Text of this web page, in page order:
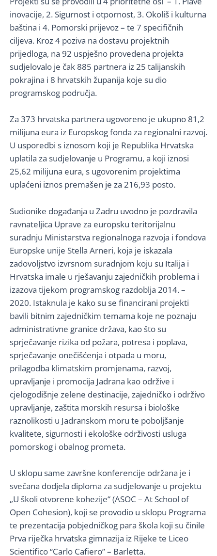
inovacije, 2. Sigurnost i otpornost, 3. Okoliš i kulturna
baština i 4. Pomorski prijevoz – te 7 specifičnih
ciljeva. Kroz 4 poziva na dostavu projektnih
prijedloga, na 92 uspješno provedena projekta
sudjelovalo je čak 885 partnera iz 25 talijanskih
pokrajina i 8 hrvatskih županija koje su dio
programskog područja.
Za 373 hrvatska partnera ugovoreno je ukupno 81,2
milijuna eura iz Europskog fonda za regionalni razvoj.
U usporedbi s iznosom koji je Republika Hrvatska
uplatila za sudjelovanje u Programu, a koji iznosi
25,62 milijuna eura, s ugovorenim projektima
uplaćeni iznos premašen je za 216,93 posto.
Sudionike događanja u Zadru uvodno je pozdravila
ravnateljica Uprave za europsku teritorijalnu
suradnju Ministarstva regionalnoga razvoja i fondova
Europske unije Stella Arneri, koja je iskazala
zadovoljstvo izvrsnom suradnjom koju su Italija i
Hrvatska imale u rješavanju zajedničkih problema i
izazova tijekom programskog razdoblja 2014. –
2020. Istaknula je kako su se financirani projekti
bavili bitnim zajedničkim temama koje ne poznaju
administrativne granice država, kao što su
sprječavanje rizika od požara, potresa i poplava,
sprječavanje onečišćenja i otpada u moru,
prilagodba klimatskim promjenama, razvoj,
upravljanje i promocija Jadrana kao održive i
cjelogodišnje zelene destinacije, zajedničko i održivo
upravljanje, zaštita morskih resursa i biološke
raznolikosti u Jadranskom moru te poboljšanje
kvalitete, sigurnosti i ekološke održivosti usluga
pomorskog i obalnog prometa.
U sklopu same završne konferencije održana je i
svečana dodjela diploma za sudjelovanje u projektu
„U školi otvorene kohezije“ (ASOC – At School of
Open Cohesion), koji se provodio u sklopu Programa
te prezentacija pobjedničkog para škola koji su činile
Prva riječka hrvatska gimnazija iz Rijeke te Liceo
Scientifico “Carlo Cafiero” – Barletta.